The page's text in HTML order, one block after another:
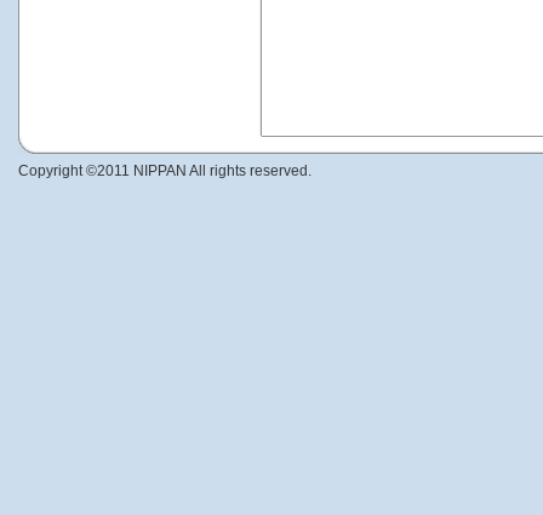
Copyright ©2011 NIPPAN All rights reserved.